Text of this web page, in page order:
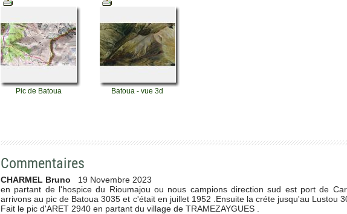
Pic de Batoua Batoua - vue 3d
Commentaires
CHARMEL Bruno
19 Novembre 2023
en partant de l'hospice du Rioumajou ou nous campions direction sud est port de
arrivons au pic de Batoua 3035 et c'était en juillet 1952 .Ensuite la créte jusqu'au Lustou
Fait le pic d'ARET 2940 en partant du village de TRAMEZAYGUES .